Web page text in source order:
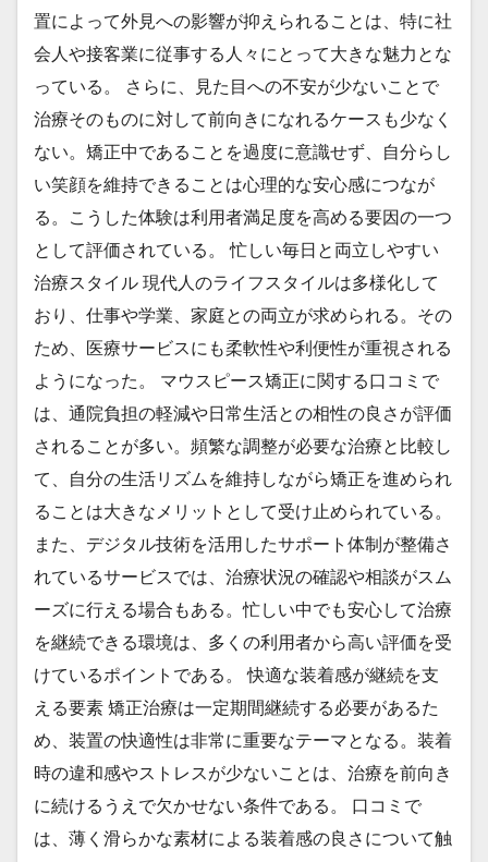
置によって外見への影響が抑えられることは、特に社
会人や接客業に従事する人々にとって大きな魅力とな
っている。 さらに、見た目への不安が少ないことで
治療そのものに対して前向きになれるケースも少なく
ない。矯正中であることを過度に意識せず、自分らし
い笑顔を維持できることは心理的な安心感につなが
る。こうした体験は利用者満足度を高める要因の一つ
として評価されている。 忙しい毎日と両立しやすい
治療スタイル 現代人のライフスタイルは多様化して
おり、仕事や学業、家庭との両立が求められる。その
ため、医療サービスにも柔軟性や利便性が重視される
ようになった。 マウスピース矯正に関する口コミで
は、通院負担の軽減や日常生活との相性の良さが評価
されることが多い。頻繁な調整が必要な治療と比較し
て、自分の生活リズムを維持しながら矯正を進められ
ることは大きなメリットとして受け止められている。
また、デジタル技術を活用したサポート体制が整備さ
れているサービスでは、治療状況の確認や相談がスム
ーズに行える場合もある。忙しい中でも安心して治療
を継続できる環境は、多くの利用者から高い評価を受
けているポイントである。 快適な装着感が継続を支
える要素 矯正治療は一定期間継続する必要があるた
め、装置の快適性は非常に重要なテーマとなる。装着
時の違和感やストレスが少ないことは、治療を前向き
に続けるうえで欠かせない条件である。 口コミで
は、薄く滑らかな素材による装着感の良さについて触